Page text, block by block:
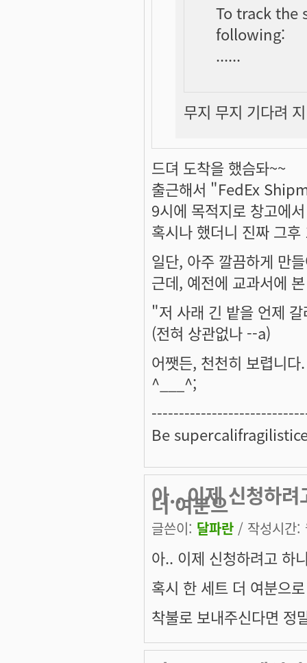
To track the
following:
......
무지 무지 기다려
드뎌 도착을 했슴돠~~
출근해서 "FedEx
9시에 목적지로 창고에
혹시나 했더니 진짜 그
일단, 아주 깔끔하게 만
근데, 예전에 교과서에
"저 사래 긴 밭을 언제
(전혀 상관없나 --a)
어쨋든, 천천히 보렵니
^___^;
Be
아.. 이제 신청하
더 여분으
글쓴이: 달파란 / 작성시간
아.. 이제 신청하려고 하
혹시 한 세트 더 여분으
착불로 보내주신다면 정